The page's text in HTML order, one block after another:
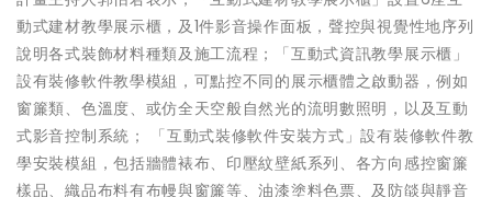
動式建材教學展示櫃，及1件影音操作面板，聲控與視覺性地序列
說明各式裝飾材料種類及施工流程；「互動式資訊教學展示櫃」
設有裝修軟件教學模組，可點控不同的展示櫃體之啟動器，例如
窗簾類、色溫度、或仿全天空般自然光的流明數照明，以及互動
式影音控制系統； 「互動式裝修軟件安裝方式」設有裝修軟件教
學安裝模組，包括牆體裱布、印壓紋壁紙系列、各方向感控窗簾
樣品、織品布料有布幔與窗簾等、油漆塗料色票、及防燄與靜音